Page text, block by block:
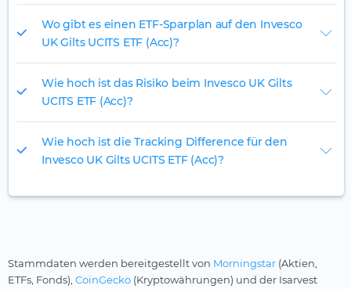
Wo gibt es einen ETF-Sparplan auf den Invesco
UK Gilts UCITS ETF (Acc)?
Wie hoch ist das Risiko beim Invesco UK Gilts
UCITS ETF (Acc)?
Wie hoch ist die Tracking Difference für den
Invesco UK Gilts UCITS ETF (Acc)?
Stammdaten werden bereitgestellt von Morningstar (Aktien,
ETFs, Fonds), CoinGecko (Kryptowährungen) und der Isarvest